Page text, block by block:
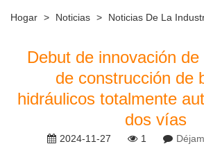
Hogar > Noticias > Noticias De La
Debut de innovación
de construcción de
hidráulicos totalmente
dos vías
2024-11-27 1